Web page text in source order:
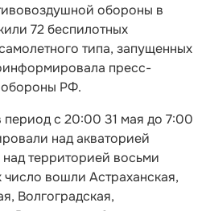
обороны в
72 беспилотных
типа, запущенных
пресс-
РФ.
период с 20:00 31 мая до 7:00
над акваторией
территорией восьми
число вошли Астраханская,
Волгоградская,